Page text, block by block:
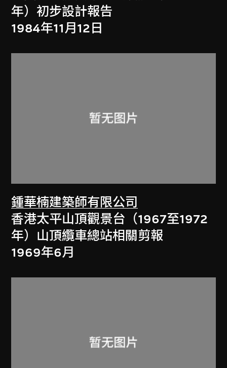
年）初步設計報告
1984年11月12日
鍾華楠建築師有限公司
香港太平山頂觀景台（1967至1972
年）山頂纜車總站相關剪報
1969年6月